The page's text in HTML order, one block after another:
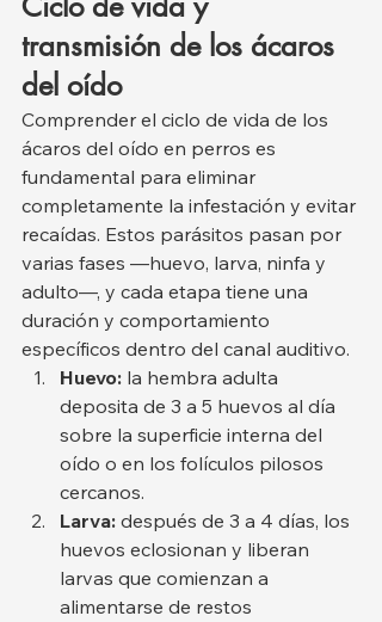
transmisión de los ácaros
del oído
Comprender el ciclo de vida de los
ácaros del oído en perros es
fundamental para eliminar
completamente la infestación y evitar
recaídas. Estos parásitos pasan por
varias fases —huevo, larva, ninfa y
adulto—, y cada etapa tiene una
duración y comportamiento
específicos dentro del canal auditivo.
Huevo: la hembra adulta
deposita de 3 a 5 huevos al día
sobre la superficie interna del
oído o en los folículos pilosos
cercanos.
Larva: después de 3 a 4 días, los
huevos eclosionan y liberan
larvas que comienzan a
alimentarse de restos